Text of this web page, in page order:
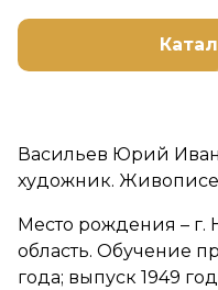
Васильев Юрий
художник.
Место рождения – г.
область. Обучение
года; выпуск 1949